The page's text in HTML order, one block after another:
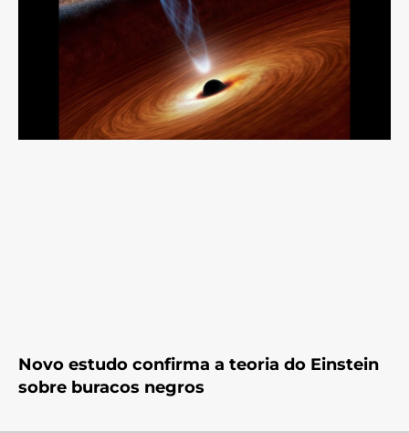
Novo estudo confirma a teoria do Einstein
sobre buracos negros